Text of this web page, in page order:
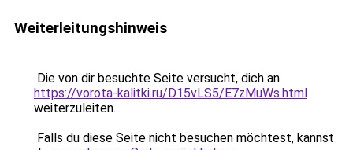
Weiterleitungshinweis
Die von dir besuchte Seite versucht, dich an
https://vorota-kalitki.ru/D15vLS5/E7zMuWs.html
weiterzuleiten.
Falls du diese Seite nicht besuchen möchtest, kannst